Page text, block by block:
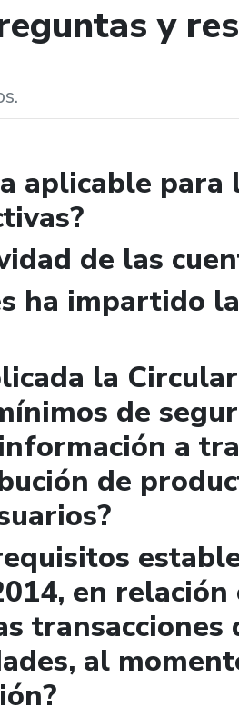
y
de búsqueda
aplicable para
de las
ha impartido
la
de
a
de
en
transacciones
al